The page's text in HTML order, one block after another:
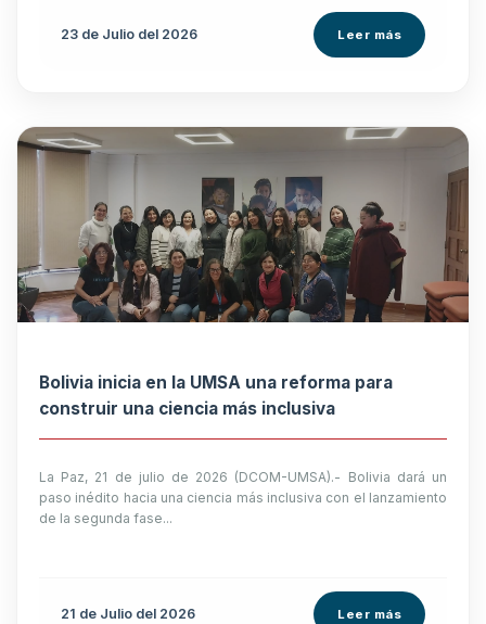
23 de Julio del 2026 Leer más
Bolivia inicia en la UMSA una reforma para
construir una ciencia más inclusiva
La Paz, 21 de julio de 2026 (DCOM-UMSA).- Bolivia dará un
paso inédito hacia una ciencia más inclusiva con el lanzamiento
de la segunda fase...
21 de Julio del 2026 Leer más